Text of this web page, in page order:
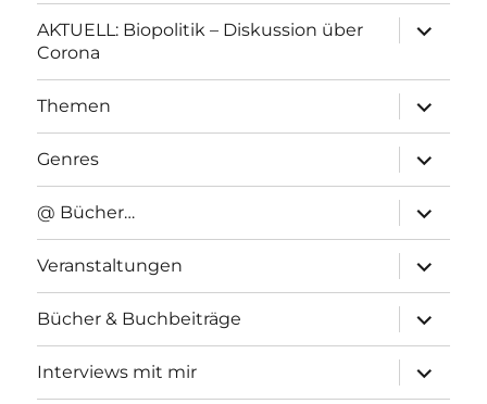
AKTUELL: Biopolitik – Diskussion über
Corona
anzeigen
Themen
anzeigen
Genres
anzeigen
@ Bücher…
anzeigen
Veranstaltungen
anzeigen
Bücher & Buchbeiträge
anzeigen
Interviews mit mir
anzeigen